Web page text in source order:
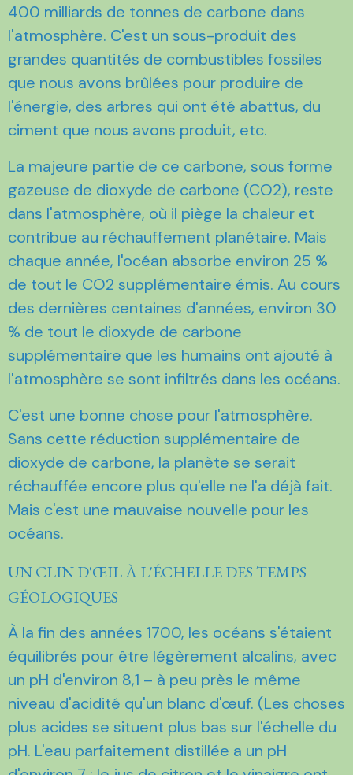
400 milliards de tonnes de carbone dans
l'atmosphère. C'est un sous-produit des
grandes quantités de combustibles fossiles
que nous avons brûlées pour produire de
l'énergie, des arbres qui ont été abattus, du
ciment que nous avons produit, etc.
La majeure partie de ce carbone, sous forme
gazeuse de dioxyde de carbone (CO2), reste
dans l'atmosphère, où il piège la chaleur et
contribue au réchauffement planétaire. Mais
chaque année, l'océan absorbe environ 25 %
de tout le CO2 supplémentaire émis. Au cours
des dernières centaines d'années, environ 30
% de tout le dioxyde de carbone
supplémentaire que les humains ont ajouté à
l'atmosphère se sont infiltrés dans les océans.
C'est une bonne chose pour l'atmosphère.
Sans cette réduction supplémentaire de
dioxyde de carbone, la planète se serait
réchauffée encore plus qu'elle ne l'a déjà fait.
Mais c'est une mauvaise nouvelle pour les
océans.
UN CLIN D'ŒIL À L'ÉCHELLE DES TEMPS
GÉOLOGIQUES
À la fin des années 1700, les océans s'étaient
équilibrés pour être légèrement alcalins, avec
un pH d'environ 8,1 – à peu près le même
niveau d'acidité qu'un blanc d'œuf. (Les choses
plus acides se situent plus bas sur l'échelle du
pH. L'eau parfaitement distillée a un pH